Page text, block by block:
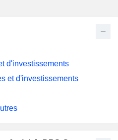
d'investissements
et d'investissements